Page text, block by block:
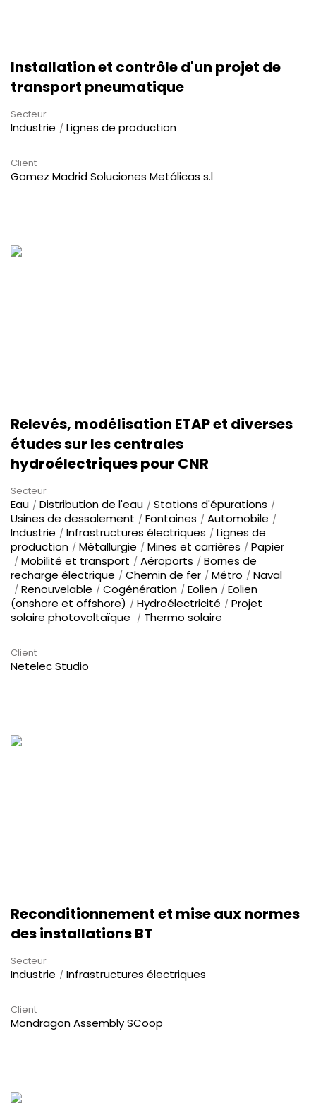
Installation et contrôle d'un projet de
transport pneumatique
Secteur
Industrie Lignes de production
Client
Gomez Madrid Soluciones Metálicas s.l
Relevés, modélisation ETAP et diverses
études sur les centrales
hydroélectriques pour CNR
Secteur
Eau Distribution de l'eau
Stations d'épurations
Usines de dessalement
Fontaines
Automobile
Industrie
Infrastructures électriques
Lignes de
production
Métallurgie Mines et carrières
Papier
Mobilité et transport
Aéroports
Bornes de
recharge électrique
Chemin de fer Métro
Naval
Renouvelable
Cogénération Eolien
Eolien
(onshore et offshore)
Hydroélectricité
Projet
solaire photovoltaïque
Thermo solaire
Client
Netelec Studio
Reconditionnement et mise aux normes
des installations BT
Secteur
Industrie Infrastructures électriques
Client
Mondragon Assembly SCoop